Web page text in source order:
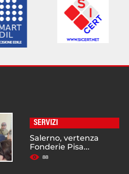
SERVIZI
Salerno, vertenza
Fonderie Pisa...
88